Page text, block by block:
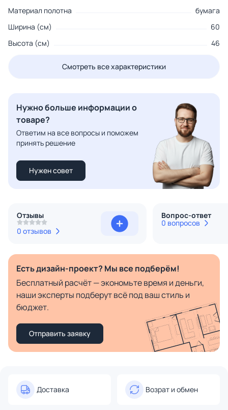
Материал полотна
бумага
Ширина (см)
60
Высота (см)
46
Смотреть все характеристики
Нужно больше информации о
товаре?
Ответим на все вопросы и поможем
принять решение
Нужен совет
Отзывы
0 отзывов
Вопрос-ответ
0 вопросов
Есть дизайн-проект? Мы все подберём!
Бесплатный расчёт — экономьте время и деньги,
наши эксперты подберут всё под ваш стиль и
бюджет.
Отправить заявку
Доставка Возрат и обмен